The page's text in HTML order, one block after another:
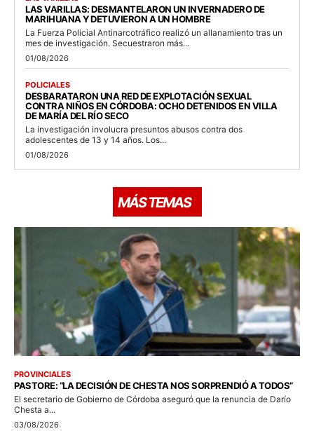
LAS VARILLAS: DESMANTELARON UN INVERNADERO DE
MARIHUANA Y DETUVIERON A UN HOMBRE
La Fuerza Policial Antinarcotráfico realizó un allanamiento tras un
mes de investigación. Secuestraron más...
01/08/2026
POLICIALES
DESBARATARON UNA RED DE EXPLOTACIÓN SEXUAL
CONTRA NIÑOS EN CÓRDOBA: OCHO DETENIDOS EN VILLA
DE MARÍA DEL RÍO SECO
La investigación involucra presuntos abusos contra dos
adolescentes de 13 y 14 años. Los...
01/08/2026
MÁS TEMAS
PROVINCIALES
PASTORE: “LA DECISIÓN DE CHESTA NOS SORPRENDIÓ A TODOS”
El secretario de Gobierno de Córdoba aseguró que la renuncia de Darío
Chesta a...
03/08/2026